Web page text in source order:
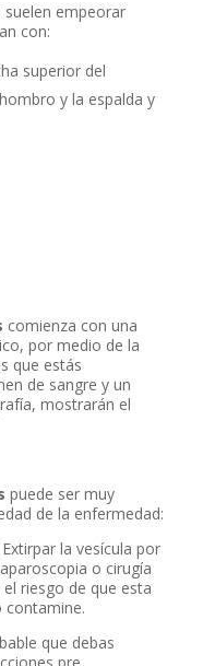
suelen empeorar
con:
superior del
y la espalda y
comienza con una
por medio de la
que estás
de sangre y un
mostrarán el
puede ser muy
de la enfermedad:
la vesícula por
o cirugía
riesgo de que esta
contamine.
que debas